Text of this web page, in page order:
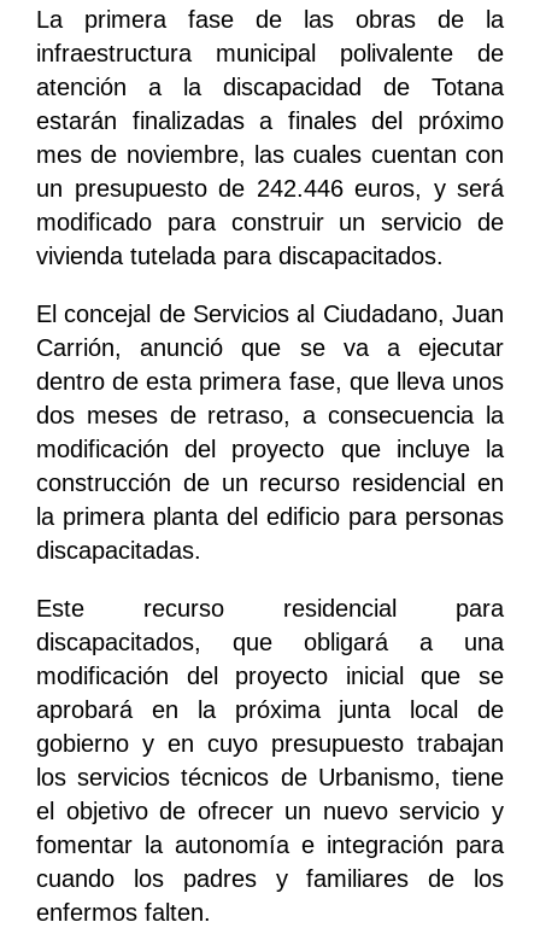
La primera fase de las obras de la
infraestructura municipal polivalente de
atención a la discapacidad de Totana
estarán finalizadas a finales del próximo
mes de noviembre, las cuales cuentan con
un presupuesto de 242.446 euros, y será
modificado para construir un servicio de
vivienda tutelada para discapacitados.
El concejal de Servicios al Ciudadano, Juan
Carrión, anunció que se va a ejecutar
dentro de esta primera fase, que lleva unos
dos meses de retraso, a consecuencia la
modificación del proyecto que incluye la
construcción de un recurso residencial en
la primera planta del edificio para personas
discapacitadas.
Este recurso residencial para
discapacitados, que obligará a una
modificación del proyecto inicial que se
aprobará en la próxima junta local de
gobierno y en cuyo presupuesto trabajan
los servicios técnicos de Urbanismo, tiene
el objetivo de ofrecer un nuevo servicio y
fomentar la autonomía e integración para
cuando los padres y familiares de los
enfermos falten.